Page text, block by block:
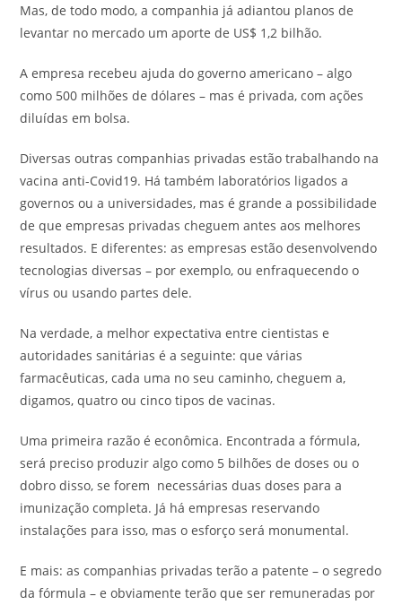
Mas, de todo modo, a companhia já adiantou planos de
levantar no mercado um aporte de US$ 1,2 bilhão.
A empresa recebeu ajuda do governo americano – algo
como 500 milhões de dólares – mas é privada, com ações
diluídas em bolsa.
Diversas outras companhias privadas estão trabalhando na
vacina anti-Covid19. Há também laboratórios ligados a
governos ou a universidades, mas é grande a possibilidade
de que empresas privadas cheguem antes aos melhores
resultados. E diferentes: as empresas estão desenvolvendo
tecnologias diversas – por exemplo, ou enfraquecendo o
vírus ou usando partes dele.
Na verdade, a melhor expectativa entre cientistas e
autoridades sanitárias é a seguinte: que várias
farmacêuticas, cada uma no seu caminho, cheguem a,
digamos, quatro ou cinco tipos de vacinas.
Uma primeira razão é econômica. Encontrada a fórmula,
será preciso produzir algo como 5 bilhões de doses ou o
dobro disso, se forem necessárias duas doses para a
imunização completa. Já há empresas reservando
instalações para isso, mas o esforço será monumental.
E mais: as companhias privadas terão a patente – o segredo
da fórmula – e obviamente terão que ser remuneradas por